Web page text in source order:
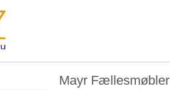
Mayr Fællesmøbler